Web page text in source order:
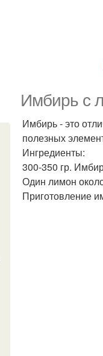
Имбирь с
Имбирь - это
полезных
Ингредиенты:
300-350 гр.
Один лимон
Приготовление